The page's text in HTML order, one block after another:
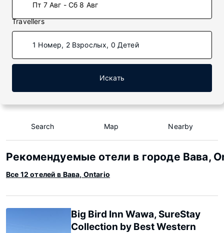
Пт 7 Авг - Сб 8 Авг
Travellers
1 Номер, 2 Взрослых, 0 Детей
Искать
Search Map Nearby
Рекомендуемые отели в городе Вава,
Все 12 отелей в Вава, Ontario
Big Bird Inn Wawa, SureStay
Collection by Best Western